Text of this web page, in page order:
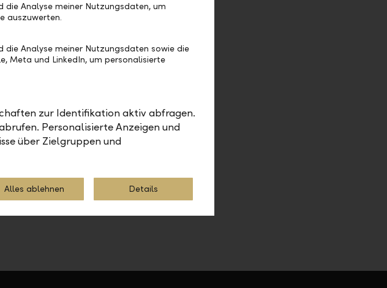
(beinhaltet Details zu nicht
mit mehreren Positionen
die Analyse meiner Nutzungsdaten, um
auszuwerten.
die Analyse meiner Nutzungsdaten sowie die
Meta und LinkedIn, um personalisierte
zur Identifikation aktiv abfragen.
Personalisierte Anzeigen und
über Zielgruppen und
Alles ablehnen Details